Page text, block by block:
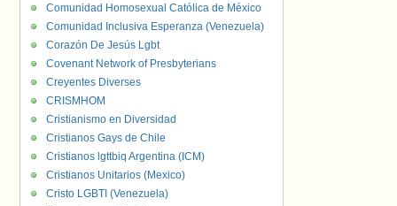
Comunidad Homosexual Católica de México
Comunidad Inclusiva Esperanza (Venezuela)
Corazón De Jesús Lgbt
Covenant Network of Presbyterians
Creyentes Diverses
CRISMHOM
Cristianismo en Diversidad
Cristianos Gays de Chile
Cristianos lgttbiq Argentina (ICM)
Cristianos Unitarios (Mexico)
Cristo LGBTI (Venezuela)